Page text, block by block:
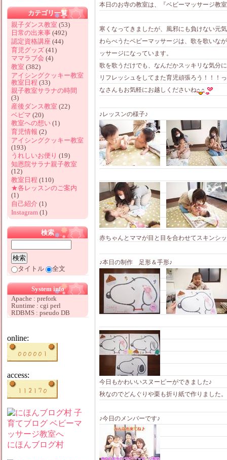
本日のお寺の教室は、『ベビーマッサージ教
寒くなってきましたが、風邪にも負けない元
わらべうたベビーマッサージは、歌を歌いな
ッサージになっています。
歌を歌うだけでも、なんだかスッキリな気分
リフレッシュをしてまた育児頑張ろう！！！
なさんもお気軽にお越しくださいね
♪レッスンの様子♪
赤ちゃんとママが目と目を合わせてスキンシ
♪本日の制作 足形＆手形♪
今日もかわいいスヌーピーができました♪
秋なのでどんぐりや栗も折り紙で作りました。
♪今日のメンバーです♪
カテゴリ一覧
親子ダンス教室 (53)
日常の出来事 (492)
認定資格講座 (44)
育児グッズ (41)
ママラブ会 (4)
教室 (382)
アイシングクッキー教室
教室日程 (33)
親子教室サラナの時間
(3)
産後ダンス教室 (22)
ベビマ (20)
教室への想い (1)
育児情報 (2)
アイシングクッキー教室
(193)
うれしいお便り (19)
知恩院サラナ親子教室
(12)
教室日程 (110)
★各レッスンのご案内
(1)
自己紹介 (1)
Instagram (1)
検索
タイトル 全文
System info
Apache : prefork
Runtime : cgi perl
RDBMS : pseudo DB
online:
access:
にほんブログ村